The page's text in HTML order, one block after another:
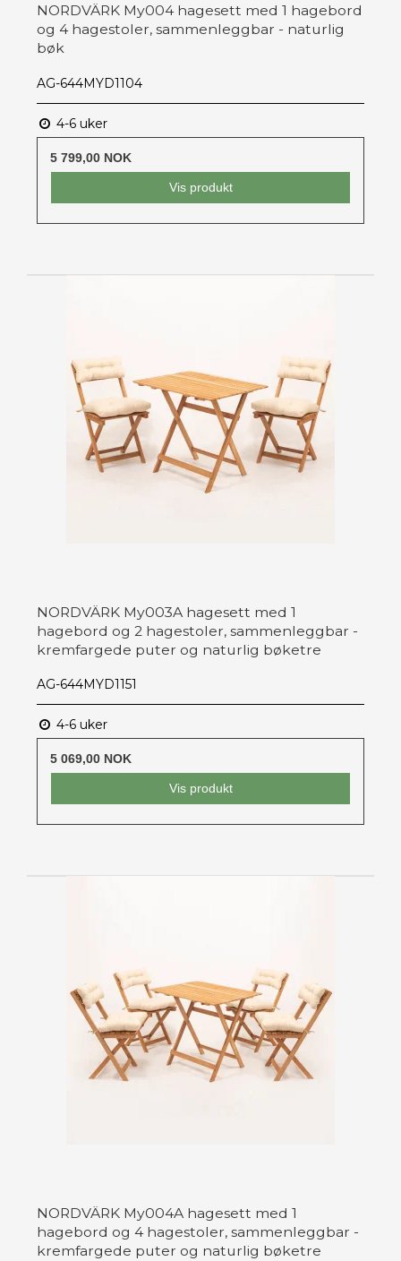
NORDVÄRK My004 hagesett med 1 hagebord
og 4 hagestoler, sammenleggbar - naturlig
bøk
AG-644MYD1104
4-6 uker
5 799,00 NOK
Vis produkt
NORDVÄRK My003A hagesett med 1
hagebord og 2 hagestoler, sammenleggbar -
kremfargede puter og naturlig bøketre
AG-644MYD1151
4-6 uker
5 069,00 NOK
Vis produkt
NORDVÄRK My004A hagesett med 1
hagebord og 4 hagestoler, sammenleggbar -
kremfargede puter og naturlig bøketre